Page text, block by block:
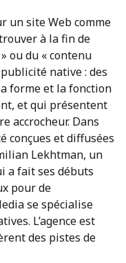
un site Web comme
à la fin de
ou du « contenu
publicité native : des
forme et la fonction
et qui présentent
accrocheur. Dans
conçues et diffusées
Lekhtman, un
a fait ses débuts
pour de
se spécialise
L’agence est
des pistes de